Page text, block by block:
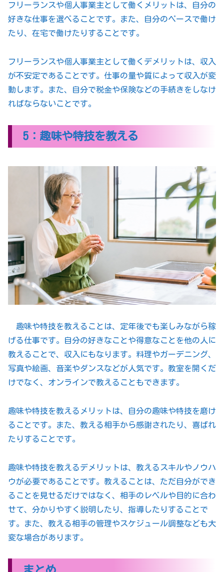
フリーランスや個人事業主として働くメリットは、自分の
好きな仕事を選べることです。また、自分のペースで働け
たり、在宅で働けたりすることです。
フリーランスや個人事業主として働くデメリットは、収入
が不安定であることです。仕事の量や質によって収入が変
動します。また、自分で税金や保険などの手続きをしなけ
ればならないことです。
5：趣味や特技を教える
趣味や特技を教えることは、定年後でも楽しみながら稼
げる仕事です。自分の好きなことや得意なことを他の人に
教えることで、収入にもなります。料理やガーデニング、
写真や絵画、音楽やダンスなどが人気です。教室を開くだ
けでなく、オンラインで教えることもできます。
趣味や特技を教えるメリットは、自分の趣味や特技を磨け
ることです。また、教える相手から感謝されたり、喜ばれ
たりすることです。
趣味や特技を教えるデメリットは、教えるスキルやノウハ
ウが必要であることです。教えることは、ただ自分ができ
ることを見せるだけではなく、相手のレベルや目的に合わ
せて、分かりやすく説明したり、指導したりすることで
す。また、教える相手の管理やスケジュール調整なども大
変な場合があります。